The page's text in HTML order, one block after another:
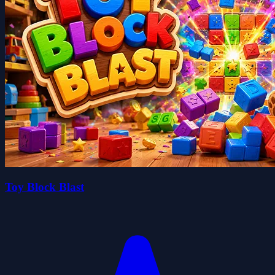
Toy Block Blast